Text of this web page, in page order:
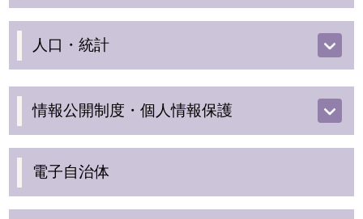
人口・統計
情報公開制度・個人情報保護
電子自治体